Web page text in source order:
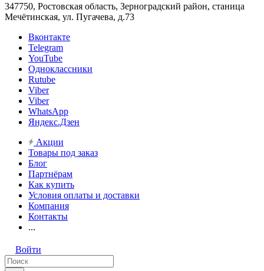
347750, Ростовская область, Зерноградский район, станица
Мечётинская, ул. Пугачева, д.73
Вконтакте
Telegram
YouTube
Одноклассники
Rutube
Viber
Viber
WhatsApp
Яндекс.Дзен
Акции
Товары под заказ
Блог
Партнёрам
Как купить
Условия оплаты и доставки
Компания
Контакты
...
Войти